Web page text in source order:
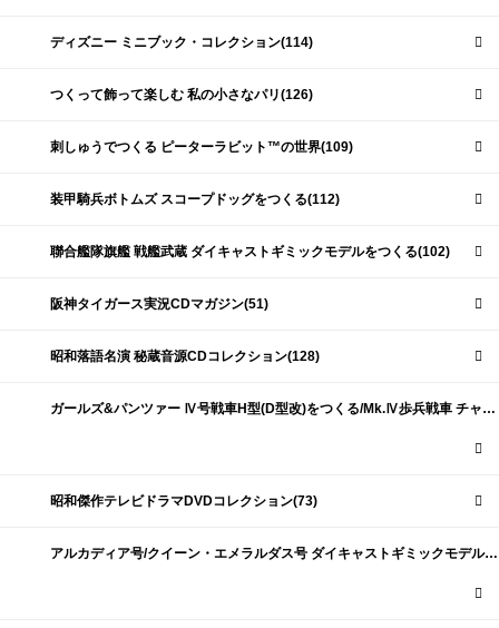
ディズニー ミニブック・コレクション(114)
つくって飾って楽しむ 私の小さなパリ(126)
刺しゅうでつくる ピーターラビット™の世界(109)
装甲騎兵ボトムズ スコープドッグをつくる(112)
聯合艦隊旗艦 戦艦武蔵 ダイキャストギミックモデルをつくる(102)
阪神タイガース実況CDマガジン(51)
昭和落語名演 秘蔵音源CDコレクション(128)
ガールズ&パンツァー Ⅳ号戦車H型(D型改)をつくる/Mk.Ⅳ歩兵戦車 チャーチルMk.Ⅶをつくる(191)
昭和傑作テレビドラマDVDコレクション(73)
アルカディア号/クイーン・エメラルダス号 ダイキャストギミックモデルをつくる(159)